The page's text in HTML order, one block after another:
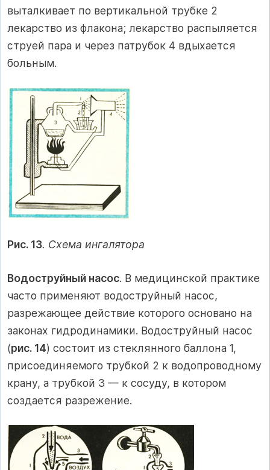
выталкивает по вертикальной трубке 2
лекарство из флакона; лекарство распыляется
струей пара и через патрубок 4 вдыхается
больным.
Рис. 13. Схема ингалятора
Водоструйный насос. В медицинской практике
часто применяют водоструйный насос,
разрежающее действие которого основано на
законах гидродинамики. Водоструйный насос
(рис. 14) состоит из стеклянного баллона 1,
присоединяемого трубкой 2 к водопроводному
крану, а трубкой 3 — к сосуду, в котором
создается разрежение.